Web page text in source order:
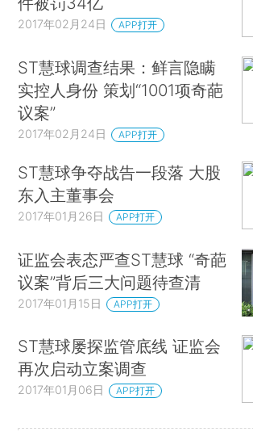
2017年02月24日 APP打开
ST慧球调查结果：鲜言隐瞒
实控人身份 策划“1001项奇葩
议案”
2017年02月24日 APP打开
ST慧球争夺战告一段落 大股
东入主董事会
2017年01月26日 APP打开
证监会表态严查ST慧球 “奇葩
议案”背后三大问题待查清
2017年01月15日 APP打开
ST慧球屡探监管底线 证监会
再次启动立案调查
2017年01月06日 APP打开